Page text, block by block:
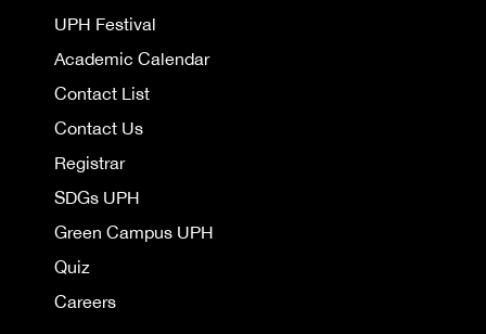
UPH Festival
Academic Calendar
Contact List
Contact Us
Registrar
SDGs UPH
Green Campus UPH
Quiz
Careers